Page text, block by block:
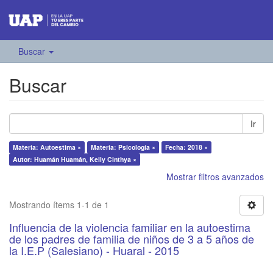
Buscar
Buscar
Ir
Materia: Autoestima × Materia: Psicología ×
Fecha: 2018 ×
Autor: Huamán Huamán, Kelly Cinthya ×
Mostrar filtros avanzados
Mostrando ítems 1-1 de 1
Influencia de la violencia familiar en la autoestima
de los padres de familia de niños de 3 a 5 años de
la I.E.P (Salesiano) - Huaral - 2015